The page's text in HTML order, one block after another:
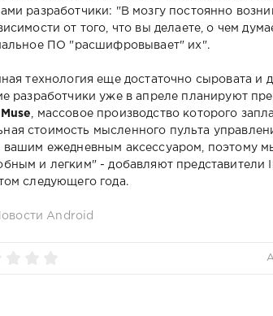
разработчики: "В мозгу постоянно
от того, что вы делаете, о чем
ПО "расшифровывает" их".
технология еще достаточно сыровата и
разработчики уже в апреле планируют
Muse
, массовое производство которого
стоимость мысленного пульта
вашим ежедневным аксессуаром, поэтому
и легким" - добавляют
следующего года.
Android